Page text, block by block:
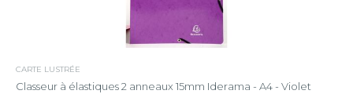
CARTE LUSTRÉE
Classeur à élastiques 2 anneaux 15mm Iderama - A4 - Violet